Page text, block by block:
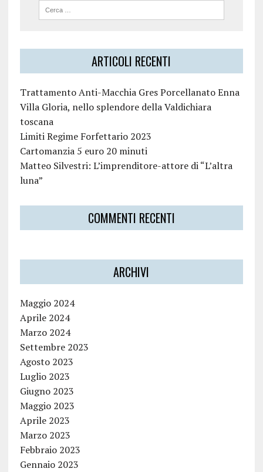
ARTICOLI RECENTI
Trattamento Anti-Macchia Gres Porcellanato Enna
Villa Gloria, nello splendore della Valdichiara
toscana
Limiti Regime Forfettario 2023
Cartomanzia 5 euro 20 minuti
Matteo Silvestri: L’imprenditore-attore di “L’altra
luna”
COMMENTI RECENTI
ARCHIVI
Maggio 2024
Aprile 2024
Marzo 2024
Settembre 2023
Agosto 2023
Luglio 2023
Giugno 2023
Maggio 2023
Aprile 2023
Marzo 2023
Febbraio 2023
Gennaio 2023